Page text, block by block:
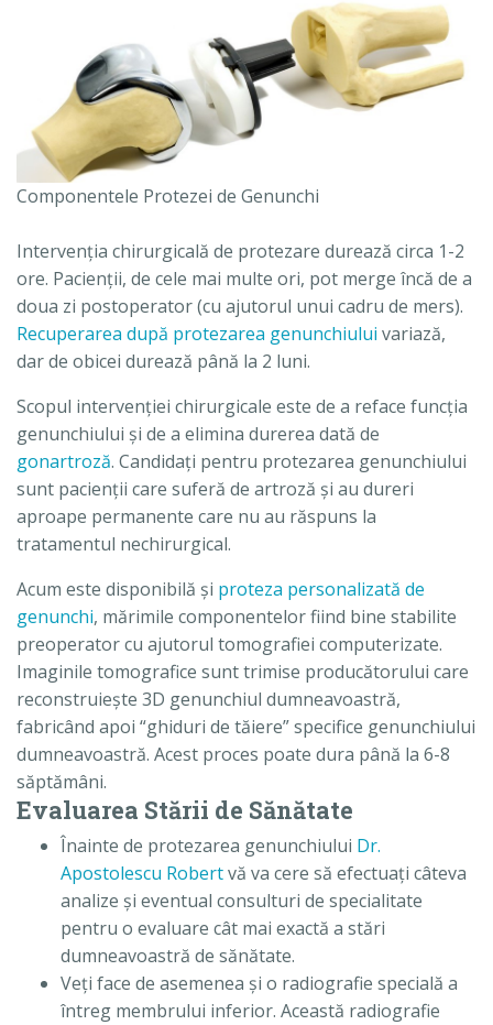
Componentele Protezei de Genunchi
Intervenţia chirurgicală de protezare durează circa 1-2
ore. Pacienţii, de cele mai multe ori, pot merge încă de a
doua zi postoperator (cu ajutorul unui cadru de mers).
Recuperarea după protezarea genunchiului variază,
dar de obicei durează până la 2 luni.
Scopul intervenţiei chirurgicale este de a reface funcţia
genunchiului şi de a elimina durerea dată de
gonartroză. Candidaţi pentru protezarea genunchiului
sunt pacienţii care suferă de artroză şi au dureri
aproape permanente care nu au răspuns la
tratamentul nechirurgical.
Acum este disponibilă şi proteza personalizată de
genunchi, mărimile componentelor fiind bine stabilite
preoperator cu ajutorul tomografiei computerizate.
Imaginile tomografice sunt trimise producătorului care
reconstruieşte 3D genunchiul dumneavoastră,
fabricând apoi “ghiduri de tăiere” specifice genunchiului
dumneavoastră. Acest proces poate dura până la 6-8
săptămâni.
Evaluarea Stării de Sănătate
Înainte de protezarea genunchiului Dr.
Apostolescu Robertvă va cere să efectuaţi câteva
analize şi eventual consulturi de specialitate
pentru o evaluare cât mai exactă a stări
dumneavoastră de sănătate.
Veţi face de asemenea şi o radiografie specială a
întreg membrului inferior. Această radiografie